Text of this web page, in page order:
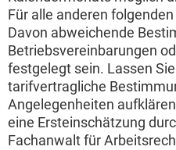
Für alle anderen
Davon abweichende
Betriebsvereinbarungen
festgelegt sein. Lassen
tarifvertragliche
Angelegenheiten
eine Ersteinschätzung
Fachanwalt für